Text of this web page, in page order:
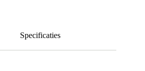
Specificaties